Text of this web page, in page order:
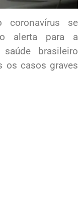
se
alerta para a
brasileiro
os casos graves